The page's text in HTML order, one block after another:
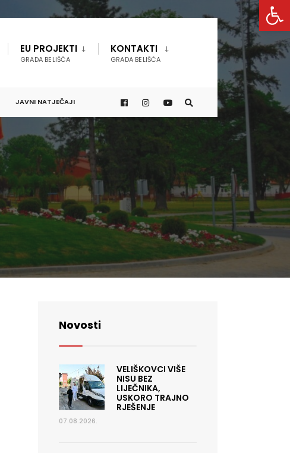
EU PROJEKTI
GRADA BELIŠĆA
KONTAKTI
GRADA BELIŠĆA
JAVNI NATJEČAJI
Novosti
VELIŠKOVCI VIŠE
NISU BEZ
LIJEČNIKA,
USKORO TRAJNO
RJEŠENJE
07.08.2026.